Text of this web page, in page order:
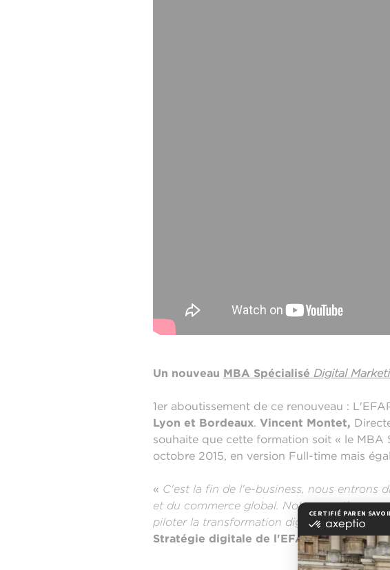
Un nouveau MBA Spécialisé Digital
1er aboutissement de ce renouveau :
Lyon et Bordeaux. Vincent Montet,
souhaite que cette formation soit « le MBA
octobre 2015, en version Full-time mais
« C'est la fin de l'e-business, nous entrons
et du commerce global. Notre vocation
piloter la transformation digitale du
Stratégie digitale de l'EFAP, groupe EDH